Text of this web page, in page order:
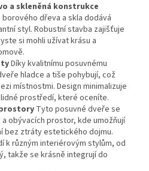
a skleněná konstrukce
dřeva a skla dodává
styl. Robustní stavba zajišťuje
si mohli užívat krásu a
Díky kvalitnímu posuvnému
hladce a tiše pohybují, což
místnostmi. Design minimalizuje
prostředí, které oceníte.
Tyto posuvné dveře se
obývacích prostor, kde umožňují
bez ztráty estetického dojmu.
k různým interiérovým stylům, od
takže se krásně integrují do